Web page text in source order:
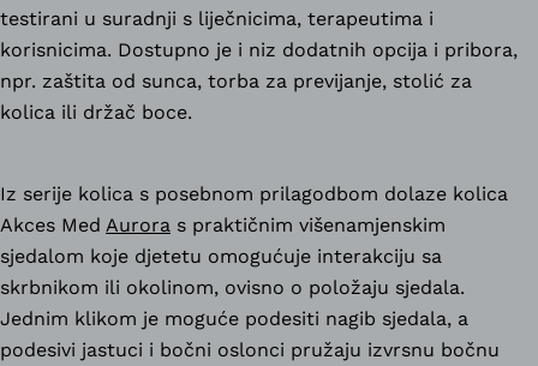
testirani u suradnji s liječnicima, terapeutima i
korisnicima. Dostupno je i niz dodatnih opcija i pribora,
npr. zaštita od sunca, torba za previjanje, stolić za
kolica ili držač boce.
Iz serije kolica s posebnom prilagodbom dolaze kolica
Akces Med Aurora s praktičnim višenamjenskim
sjedalom koje djetetu omogućuje interakciju sa
skrbnikom ili okolinom, ovisno o položaju sjedala.
Jednim klikom je moguće podesiti nagib sjedala, a
podesivi jastuci i bočni oslonci pružaju izvrsnu bočnu